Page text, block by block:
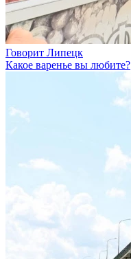
Говорит Липецк
Какое варенье вы любите?